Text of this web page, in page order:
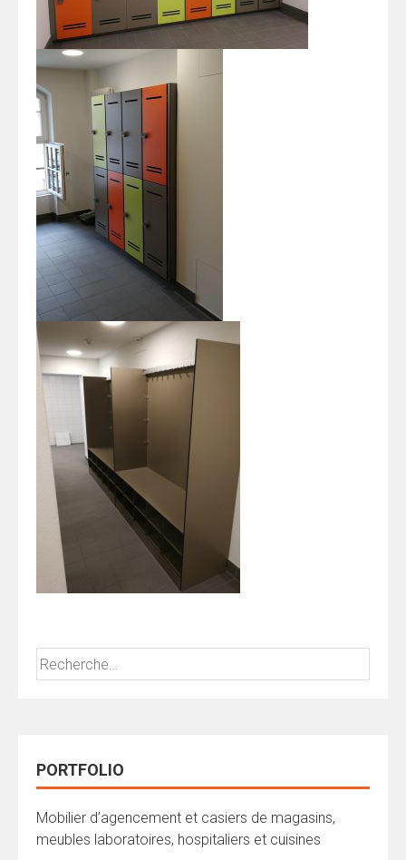
Rechercher :
PORTFOLIO
Mobilier d’agencement et casiers de magasins,
meubles laboratoires, hospitaliers et cuisines